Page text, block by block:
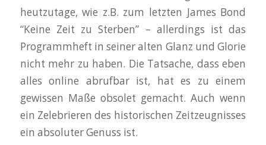
heutzutage, wie z.B. zum letzten James Bond
“Keine Zeit zu Sterben” – allerdings ist das
Programmheft in seiner alten Glanz und Glorie
nicht mehr zu haben. Die Tatsache, dass eben
alles online abrufbar ist, hat es zu einem
gewissen Maße obsolet gemacht. Auch wenn
ein Zelebrieren des historischen Zeitzeugnisses
ein absoluter Genuss ist.